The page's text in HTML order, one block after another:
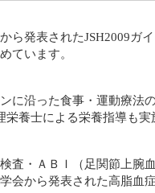
ら発表されたJSH2009ガ
ています。
に沿った食事・運動療法
養士による栄養指導も実
査・ＡＢＩ（足関節上腕
会から発表された高脂血